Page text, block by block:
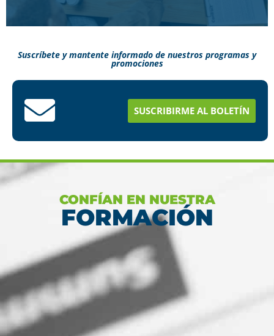
estudios en menos tiempo
Suscríbete y mantente informado de nuestros programas y
promociones
SUSCRIBIRME AL BOLETÍN
CONFÍAN EN NUESTRA
FORMACIÓN